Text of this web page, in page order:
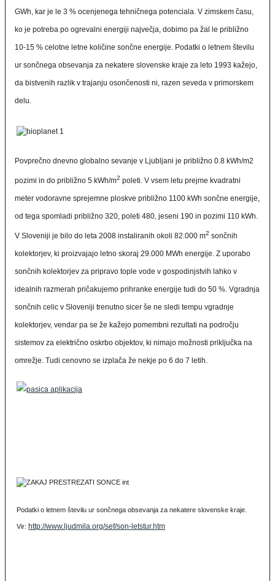
GWh, kar je le 3 % ocenjenega tehničnega potenciala. V zimskem času,
ko je potreba po ogrevalni energiji največja, dobimo pa žal le približno
10-15 % celotne letne količine sončne energije. Podatki o letnem številu
ur sončnega obsevanja za nekatere slovenske kraje za leto 1993 kažejo,
da bistvenih razlik v trajanju osončenosti ni, razen seveda v primorskem
delu.
Povprečno dnevno globalno sevanje v Ljubljani je približno 0.8 kWh/m2
pozimi in do približno 5 kWh/m2 poleti. V vsem letu prejme kvadratni
meter vodoravne sprejemne ploskve približno 1100 kWh sončne energije,
od tega spomladi približno 320, poleti 480, jeseni 190 in pozimi 110 kWh.
V Sloveniji je bilo do leta 2008 instaliranih okoli 82.000 m2 sončnih
kolektorjev, ki proizvajajo letno skoraj 29.000 MWh energije. Z uporabo
sončnih kolektorjev za pripravo tople vode v gospodinjstvih lahko v
idealnih razmerah pričakujemo prihranke energije tudi do 50 %. Vgradnja
sončnih celic v Sloveniji trenutno sicer še ne sledi tempu vgradnje
kolektorjev, vendar pa se že kažejo pomembni rezultati na področju
sistemov za električno oskrbo objektov, ki nimajo možnosti priključka na
omrežje. Tudi cenovno se izplača že nekje po 6 do 7 letih.
Podatki o letnem številu ur sončnega obsevanja za nekatere slovenske kraje.
Vir: http://www.ljudmila.org/sef/son-letstur.htm